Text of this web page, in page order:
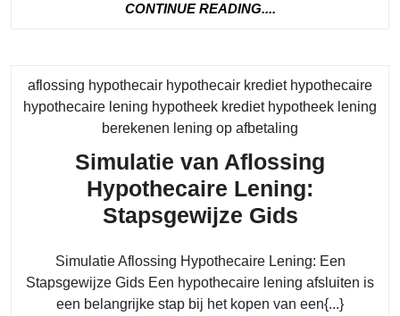
CONTINUE READING....
aflossing hypothecair hypothecair krediet hypothecaire
hypothecaire lening hypotheek krediet hypotheek lening
berekenen lening op afbetaling
Simulatie van Aflossing
Hypothecaire Lening:
Stapsgewijze GidsSimulatie
Aflossing
Simulatie Aflossing Hypothecaire Lening: Een
Stapsgewijze Gids Een hypothecaire lening afsluiten is
een belangrijke stap bij het kopen van een{...}